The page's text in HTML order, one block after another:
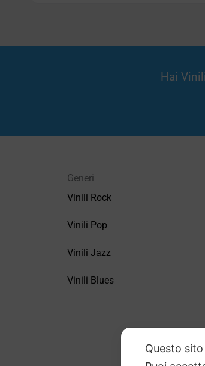
Hai
Generi
Vinili Rock
Vinili Pop
Vinili Jazz
Vinili Blues
Questo